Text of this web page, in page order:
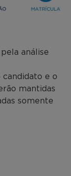
análise
e o
mantidas
somente